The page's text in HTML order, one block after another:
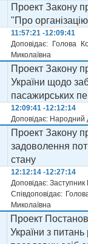
Проект Закону
"Про
11:57:21 -12:09:41
Доповідає: Голова
Миколаївна
Проект Закону
України щодо
пасажирських
12:09:41 -12:12:14
Доповідає: Народний
Проект Закону
задоволення
стану
12:12:14 -12:27:14
Доповідає: Заступник
Співдоповідає:
Миколаївна
Проект
України з